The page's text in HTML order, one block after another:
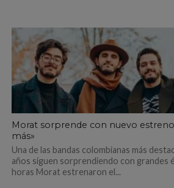
Morat sorprende con nuevo
más»
Una de las bandas colombianas más
años siguen sorprendiendo con grandes
horas Morat estrenaron el...